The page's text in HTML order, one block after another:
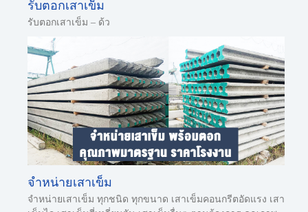
รับตอกเสาเข็ม
รับตอกเสาเข็ม – ด้ว
จำหน่ายเสาเข็ม
จำหน่ายเสาเข็ม ทุกชนิด ทุกขนาด เสาเข็มคอนกรีตอัดแรง เสา